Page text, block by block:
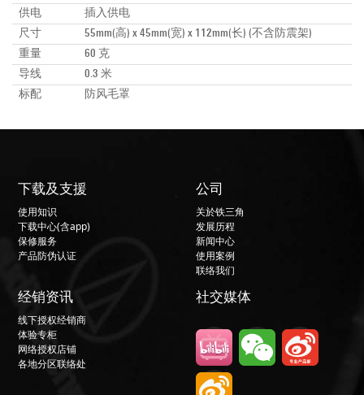
供电
插入供电
尺寸
55mm(高) x 45mm(宽) x 112mm(长) (不含防震架)
重量
60 克
导线
0.3 米
标配
防风毛罩
下载及支援
使用知识
下载中心(含app)
保修服务
产品防伪认证
公司
关於铁三角
发展历程
新闻中心
使用案例
联络我们
经销资讯
线下授权经销商
体验专柜
网络授权店铺
各地分区联络处
社交媒体